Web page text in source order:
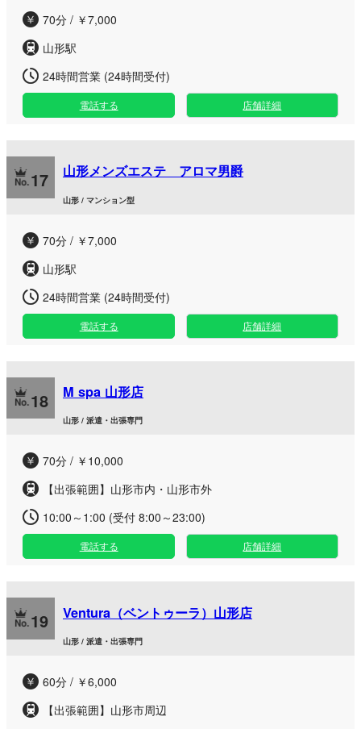
70分 / ￥7,000
山形駅
24時間営業 (24時間受付)
電話する 店舗詳細
17 山形メンズエステ アロマ男爵
山形 / マンション型
70分 / ￥7,000
山形駅
24時間営業 (24時間受付)
電話する 店舗詳細
18 M spa 山形店
山形 / 派遣・出張専門
70分 / ￥10,000
【出張範囲】山形市内・山形市外
10:00～1:00 (受付 8:00～23:00)
電話する 店舗詳細
19 Ventura（ベントゥーラ）山形店
山形 / 派遣・出張専門
60分 / ￥6,000
【出張範囲】山形市周辺